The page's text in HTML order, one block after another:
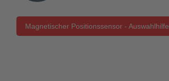
Magnetischer Positionssensor - Auswahlhilfe